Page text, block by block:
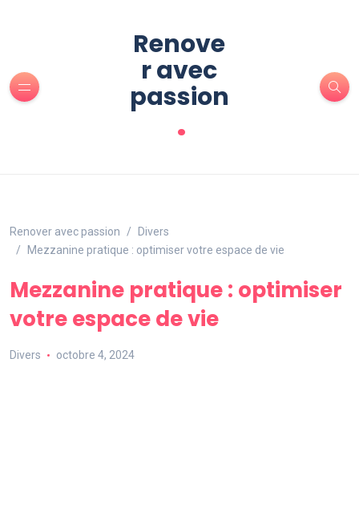
Renove
r avec
passion
.
Renover avec passion
Divers
Mezzanine pratique : optimiser votre espace de vie
Mezzanine pratique : optimiser
votre espace de vie
Divers octobre 4, 2024